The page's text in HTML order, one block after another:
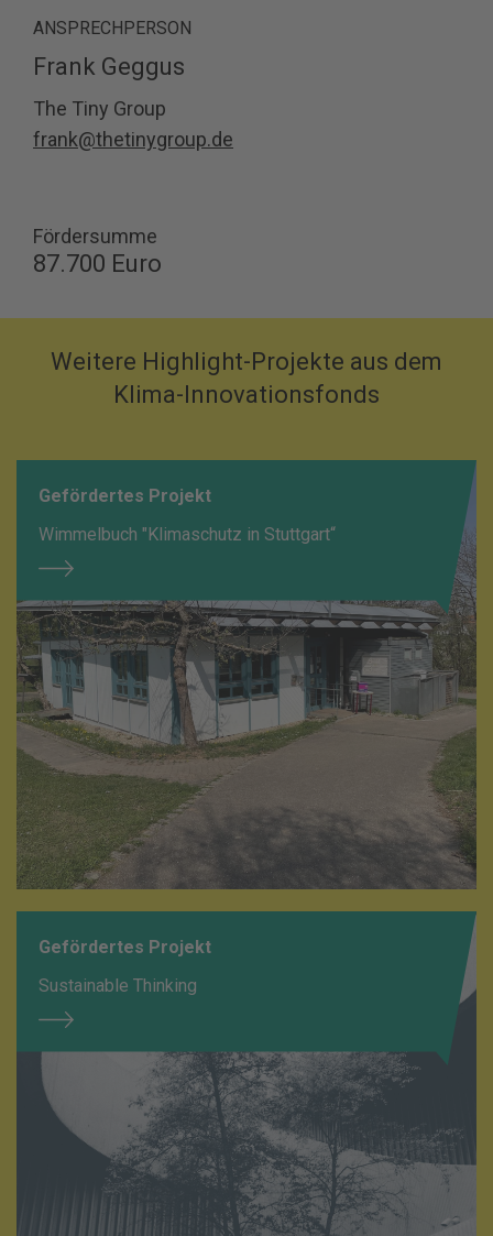
ANSPRECHPERSON
Frank Geggus
The Tiny Group
frank@thetinygroup.de
Fördersumme
87.700 Euro
Weitere Highlight-Projekte aus dem
Klima-Innovationsfonds
Gefördertes Projekt
Wimmelbuch "Klimaschutz in Stuttgart“
Gefördertes Projekt
Sustainable Thinking